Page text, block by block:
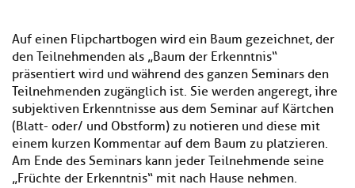
Auf einen Flipchartbogen wird ein Baum gezeichnet, der
den Teilnehmenden als „Baum der Erkenntnis“
präsentiert wird und während des ganzen Seminars den
Teilnehmenden zugänglich ist. Sie werden angeregt, ihre
subjektiven Erkenntnisse aus dem Seminar auf Kärtchen
(Blatt- oder/ und Obstform) zu notieren und diese mit
einem kurzen Kommentar auf dem Baum zu platzieren.
Am Ende des Seminars kann jeder Teilnehmende seine
„Früchte der Erkenntnis“ mit nach Hause nehmen.